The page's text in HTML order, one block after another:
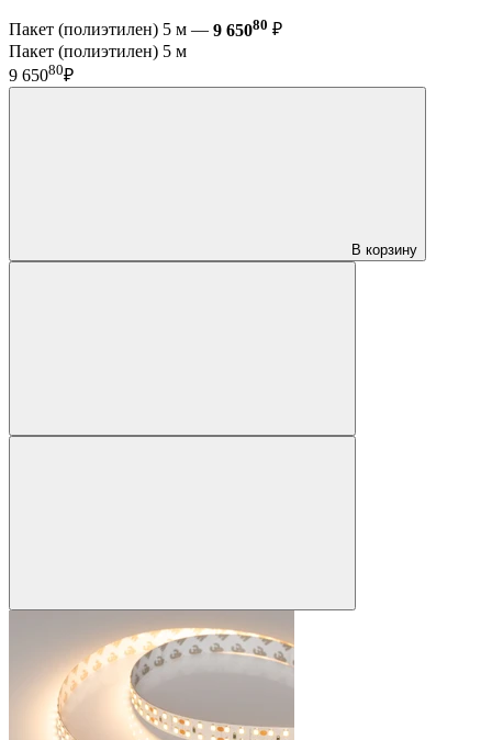
Пакет (полиэтилен) 5 м — 9 65080 ₽
Пакет (полиэтилен) 5 м
9 65080₽
В корзину